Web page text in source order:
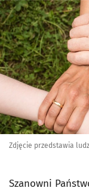
Kliknij, aby
Zdjęcie przedstawia
Szanowni